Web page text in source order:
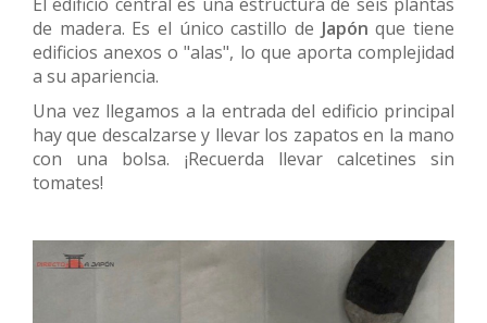
de madera. Es el único castillo de Japónque tiene
edificios anexos o "alas", lo que aporta complejidad
a su apariencia.
Una vez llegamos a la entrada del edificio principal
hay que descalzarse y llevar los zapatos en la mano
con una bolsa. ¡Recuerda llevar calcetines sin
tomates!